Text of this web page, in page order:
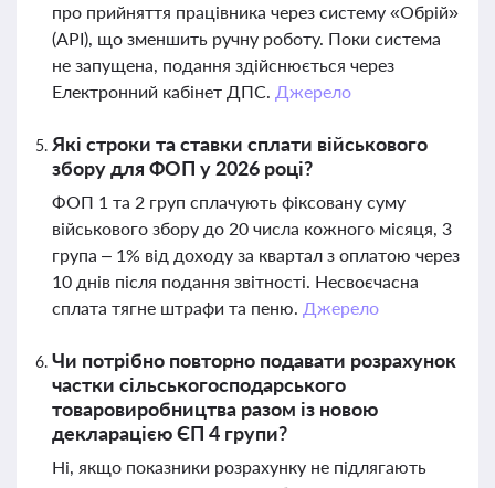
про прийняття працівника через систему «Обрій»
(API), що зменшить ручну роботу. Поки система
не запущена, подання здійснюється через
Електронний кабінет ДПС. Джерело
Які строки та ставки сплати військового
збору для ФОП у 2026 році?
ФОП 1 та 2 груп сплачують фіксовану суму
військового збору до 20 числа кожного місяця, 3
група – 1% від доходу за квартал з оплатою через
10 днів після подання звітності. Несвоєчасна
сплата тягне штрафи та пеню. Джерело
Чи потрібно повторно подавати розрахунок
частки сільськогосподарського
товаровиробництва разом із новою
декларацією ЄП 4 групи?
Ні, якщо показники розрахунку не підлягають